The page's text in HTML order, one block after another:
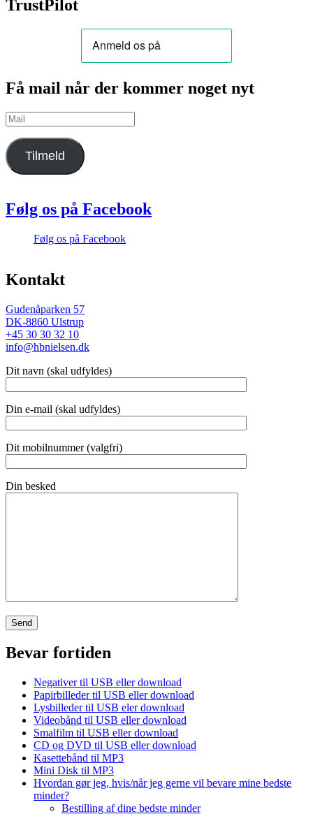
TrustPilot
Få mail når der kommer noget nyt
Mail
Tilmeld
Følg os på Facebook
Følg os på Facebook
Kontakt
Gudenåparken 57
DK-8860 Ulstrup
+45 30 30 32 10
info@hbnielsen.dk
Dit navn (skal udfyldes)
Din e-mail (skal udfyldes)
Dit mobilnummer (valgfri)
Din besked
Bevar fortiden
Negativer til USB eller download
Papirbilleder til USB eller download
Lysbilleder til USB eler download
Videobånd til USB eller download
Smalfilm til USB eller download
CD og DVD til USB eller download
Kasettebånd til MP3
Mini Disk til MP3
Hvordan gør jeg, hvis/når jeg gerne vil bevare mine bedste
minder?
Bestilling af dine bedste minder